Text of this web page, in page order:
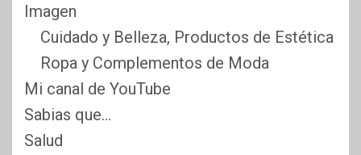
Imagen
Cuidado y Belleza, Productos de Estética
Ropa y Complementos de Moda
Mi canal de YouTube
Sabias que…
Salud